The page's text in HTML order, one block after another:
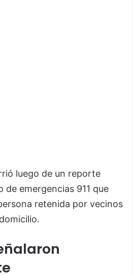
luego de un reporte
de emergencias 911 que
retenida por vecinos